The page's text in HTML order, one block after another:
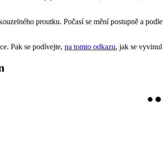
proutku. Počasí se mění postupně a
Pak se podívejte, na tomto odkazu, jak se